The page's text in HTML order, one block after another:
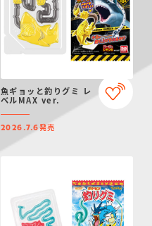
魚ギョッと釣りグミ レ
ベルMAX ver.
2026.7.6発売